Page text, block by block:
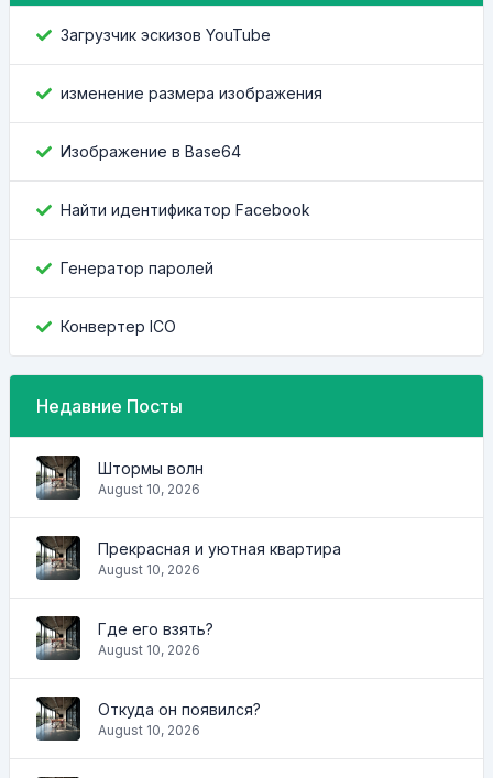
Загрузчик эскизов YouTube
изменение размера изображения
Изображение в Base64
Найти идентификатор Facebook
Генератор паролей
Конвертер ICO
Недавние Посты
Штормы волн
August 10, 2026
Прекрасная и уютная квартира
August 10, 2026
Где его взять?
August 10, 2026
Откуда он появился?
August 10, 2026